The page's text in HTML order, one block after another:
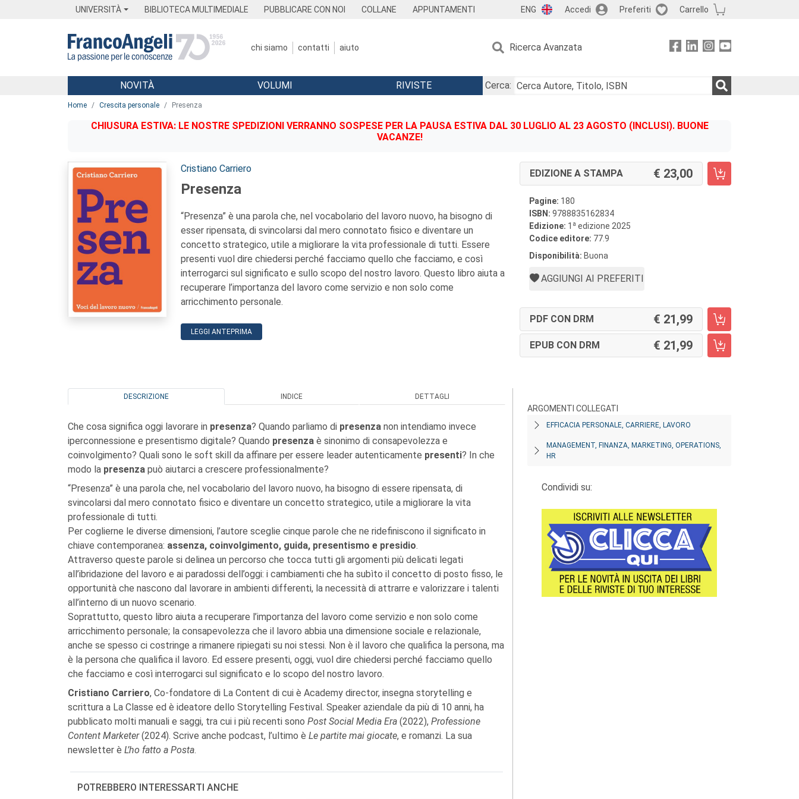
UNIVERSITÀ BIBLIOTECA MULTIMEDIALE PUBBLICARE CON NOI COLLANE APPUNTAMENTI ENG Accedi Preferiti Carrello
chi siamo contatti aiuto Ricerca Avanzata
Menu
NOVITÀ VOLUMI RIVISTE
Cerca:
Home Crescita personale Presenza
CHIUSURA ESTIVA: LE NOSTRE SPEDIZIONI VERRANNO SOSPESE PER LA PAUSA ESTIVA DAL 30 LUGLIO AL 23 AGOSTO (INCLUSI). BUONE
VACANZE!
Autori:
Cristiano Carriero
Presenza
“Presenza” è una parola che, nel vocabolario del lavoro nuovo, ha bisogno di
esser ripensata, di svincolarsi dal mero connotato fisico e diventare un
concetto strategico, utile a migliorare la vita professionale di tutti. Essere
presenti vuol dire chiedersi perché facciamo quello che facciamo, e così
interrogarci sul significato e sullo scopo del nostro lavoro. Questo libro aiuta a
recuperare l’importanza del lavoro come servizio e non solo come
arricchimento personale.
LEGGI ANTEPRIMA
EDIZIONE A STAMPA 23,00
Pagine: 180
ISBN: 9788835162834
Edizione: 1 a edizione 2025
Codice editore: 77.9
Disponibilità: Buona
AGGIUNGI AI PREFERITI
PDF CON DRM 21,99
EPUB CON DRM 21,99
DESCRIZIONE INDICE DETTAGLI
Che cosa significa oggi lavorare in presenza? Quando parliamo di presenza non intendiamo invece
iperconnessione e presentismo digitale? Quando presenza è sinonimo di consapevolezza e
coinvolgimento? Quali sono le soft skill da affinare per essere leader autenticamente presenti? In che
modo la presenza può aiutarci a crescere professionalmente?
“Presenza” è una parola che, nel vocabolario del lavoro nuovo, ha bisogno di essere ripensata, di
svincolarsi dal mero connotato fisico e diventare un concetto strategico, utile a migliorare la vita
professionale di tutti.
Per coglierne le diverse dimensioni, l’autore sceglie cinque parole che ne ridefiniscono il significato in
chiave contemporanea: assenza, coinvolgimento, guida, presentismo e presidio.
Attraverso queste parole si delinea un percorso che tocca tutti gli argomenti più delicati legati
all’ibridazione del lavoro e ai paradossi dell’oggi: i cambiamenti che ha subìto il concetto di posto fisso, le
opportunità che nascono dal lavorare in ambienti differenti, la necessità di attrarre e valorizzare i talenti
all’interno di un nuovo scenario.
Soprattutto, questo libro aiuta a recuperare l’importanza del lavoro come servizio e non solo come
arricchimento personale; la consapevolezza che il lavoro abbia una dimensione sociale e relazionale,
anche se spesso ci costringe a rimanere ripiegati su noi stessi. Non è il lavoro che qualifica la persona, ma
è la persona che qualifica il lavoro. Ed essere presenti, oggi, vuol dire chiedersi perché facciamo quello
che facciamo e così interrogarci sul significato e lo scopo del nostro lavoro.
Cristiano Carriero, Co-fondatore di La Content di cui è Academy director, insegna storytelling e
scrittura a La Classe ed è ideatore dello Storytelling Festival. Speaker aziendale da più di 10 anni, ha
pubblicato molti manuali e saggi, tra cui i più recenti sono Post Social Media Era (2022), Professione
Content Marketer(2024). Scrive anche podcast, l’ultimo è Le partite mai giocate, e romanzi. La sua
newsletter è L’ho fatto a Posta.
POTREBBERO INTERESSARTI ANCHE
ARGOMENTI COLLEGATI
EFFICACIA PERSONALE, CARRIERE, LAVORO
MANAGEMENT, FINANZA, MARKETING, OPERATIONS,
HR
Condividi su: